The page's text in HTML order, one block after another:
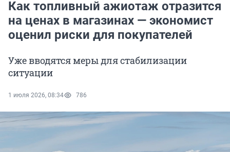
Как топливный ажиотаж отразится
на ценах в магазинах — экономист
оценил риски для покупателей
Уже вводятся меры для стабилизации
ситуации
1 июля 2026, 08:34 786